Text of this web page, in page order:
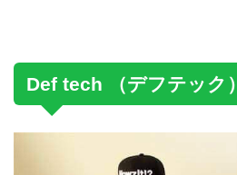
Def tech （デフテック）